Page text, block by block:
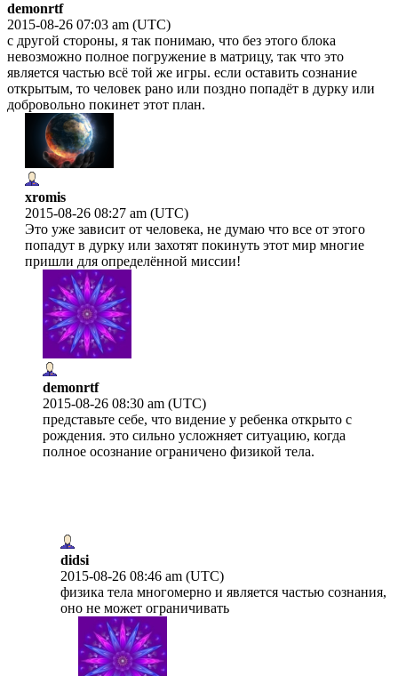
demonrtf
2015-08-26 07:03 am (UTC)
с другой стороны, я так понимаю, что без этого блока
невозможно полное погружение в матрицу, так что это
является частью всё той же игры. если оставить сознание
открытым, то человек рано или поздно попадёт в дурку или
добровольно покинет этот план.
xromis
2015-08-26 08:27 am (UTC)
Это уже зависит от человека, не думаю что все от этого
попадут в дурку или захотят покинуть этот мир многие
пришли для определённой миссии!
demonrtf
2015-08-26 08:30 am (UTC)
представьте себе, что видение у ребенка открыто с
рождения. это сильно усложняет ситуацию, когда
полное осознание ограничено физикой тела.
didsi
2015-08-26 08:46 am (UTC)
физика тела многомерно и является частью сознания,
оно не может ограничивать